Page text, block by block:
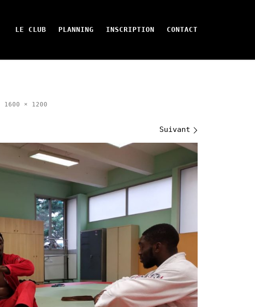
LE CLUB PLANNING INSCRIPTION CONTACT
1600 × 1200
Suivant